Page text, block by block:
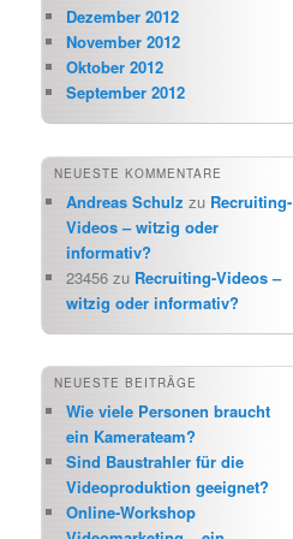
Dezember 2012
November 2012
Oktober 2012
September 2012
NEUESTE KOMMENTARE
Andreas Schulz zu Recruiting-
Videos – witzig oder
informativ?
23456 zu Recruiting-Videos –
witzig oder informativ?
NEUESTE BEITRÄGE
Wie viele Personen braucht
ein Kamerateam?
Sind Baustrahler für die
Videoproduktion geeignet?
Online-Workshop